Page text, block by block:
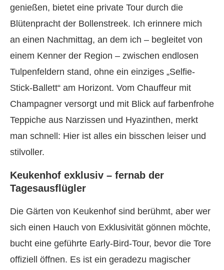
genießen, bietet eine private Tour durch die
Blütenpracht der Bollenstreek. Ich erinnere mich
an einen Nachmittag, an dem ich – begleitet von
einem Kenner der Region – zwischen endlosen
Tulpenfeldern stand, ohne ein einziges „Selfie-
Stick-Ballett“ am Horizont. Vom Chauffeur mit
Champagner versorgt und mit Blick auf farbenfrohe
Teppiche aus Narzissen und Hyazinthen, merkt
man schnell: Hier ist alles ein bisschen leiser und
stilvoller.
Keukenhof exklusiv – fernab der
Tagesausflügler
Die Gärten von Keukenhof sind berühmt, aber wer
sich einen Hauch von Exklusivität gönnen möchte,
bucht eine geführte Early-Bird-Tour, bevor die Tore
offiziell öffnen. Es ist ein geradezu magischer